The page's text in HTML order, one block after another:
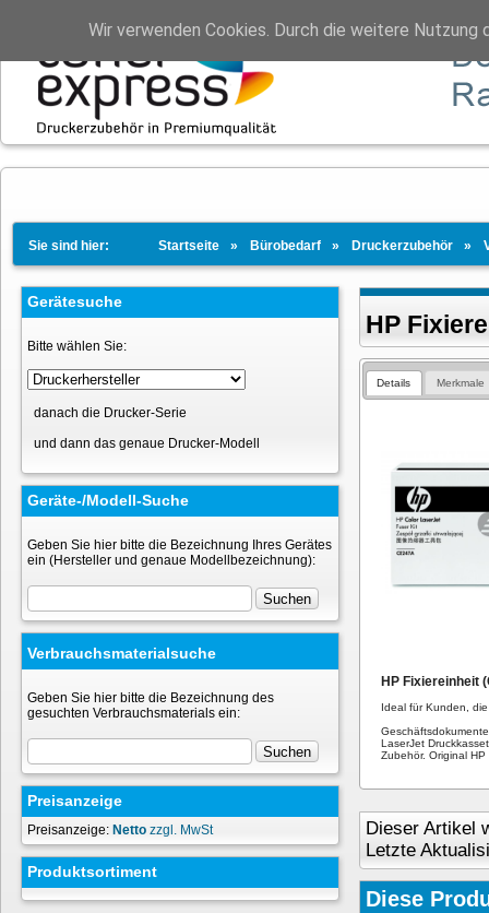
Sie sind hier: Startseite Bürobedarf Druckerzubehör
Gerätesuche
Bitte wählen Sie:
danach die Drucker-Serie
und dann das genaue Drucker-Modell
Geräte-/Modell-Suche
Geben Sie hier bitte die Bezeichnung Ihres Gerätes
ein (Hersteller und genaue Modellbezeichnung):
Verbrauchsmaterialsuche
Geben Sie hier bitte die Bezeichnung des
gesuchten Verbrauchsmaterials ein:
Preisanzeige
Preisanzeige: Netto zzgl. MwSt
Produktsortiment
HP
Details Merkmale
HP Fixiereinheit
Ideal für Kunden,
LaserJet
Zubehör. Original
Dieser Artikel
Letzte
Diese
Wir verwenden Cookies. Durch die weitere